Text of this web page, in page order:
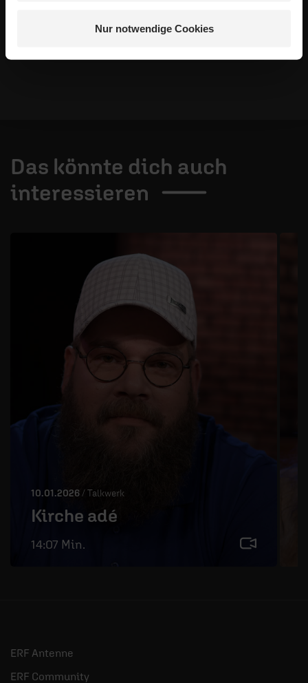
Nur notwendige Cookies
Absenden
Das könnte dich auch
interessieren
10.01.2026 / Talkwerk
Kirche adé
14:07 Min.
ERF Antenne
ERF Community